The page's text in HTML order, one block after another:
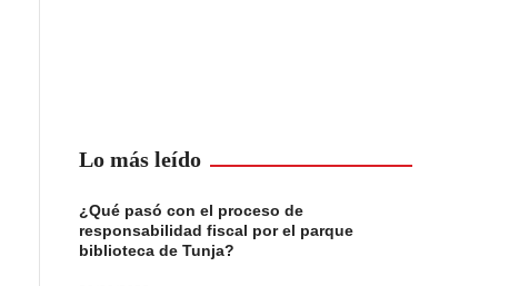
Lo más leído
¿Qué pasó con el proceso de
responsabilidad fiscal por el parque
biblioteca de Tunja?